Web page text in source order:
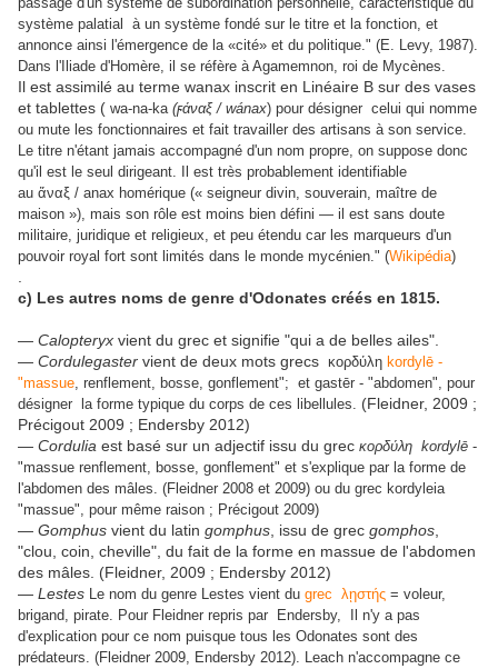
système palatial à un système fondé sur le titre et la fonction, et
annonce ainsi l'émergence de la «cité» et du politique." (E. Levy, 1987).
Dans l'Iliade d'Homère, il se réfère à Agamemnon, roi de Mycènes.
Il est assimilé au terme wanax inscrit en Linéaire B sur des vases
et tablettes ( wa-na-ka (ϝάναξ / wánax) pour désigner celui qui nomme
ou mute les fonctionnaires et fait travailler des artisans à son service.
Le titre n'étant jamais accompagné d'un nom propre, on suppose donc
qu'il est le seul dirigeant. Il est très probablement identifiable
au ἄναξ / anax homérique (« seigneur divin, souverain, maître de
maison »), mais son rôle est moins bien défini — il est sans doute
militaire, juridique et religieux, et peu étendu car les marqueurs d'un
pouvoir royal fort sont limités dans le monde mycénien." (Wikipédia)
c) Les autres noms de genre d'Odonates créés en 1815.
— Calopteryx vient du grec et signifie "qui a de belles ailes".
— Cordulegaster vient de deux mots grecs κορδύλη kordylē -
"massue, renflement, bosse, gonflement"; et gastēr - "abdomen", pour
désigner la forme typique du corps de ces libellules. (Fleidner, 2009 ;
Précigout 2009 ; Endersby 2012)
— Cordulia est basé sur un adjectif issu du grec κορδύλη kordylē -
"massue renflement, bosse, gonflement" et s'explique par la forme de
l'abdomen des mâles. (Fleidner 2008 et 2009) ou du grec kordyleia
"massue", pour même raison ; Précigout 2009)
— Gomphus vient du latin gomphus , issu de grec gomphos
"clou, coin, cheville", du fait de la forme en massue de l'abdomen
des mâles. (Fleidner, 2009 ; Endersby 2012)
— Lestes Le nom du genre Lestes vient du grec λῃστής = voleur,
brigand, pirate. Pour Fleidner repris par Endersby, Il n'y a pas
d'explication pour ce nom puisque tous les Odonates sont des
prédateurs. (Fleidner 2009, Endersby 2012). Leach n'accompagne ce